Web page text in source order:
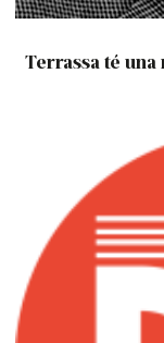
Terrassa té una